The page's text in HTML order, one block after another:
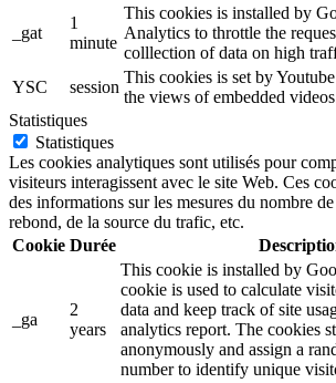
_gat
1
minute
This cookies is installed by
Analytics to throttle the
colllection of data on high
YSC
session
This cookies is set by
the views of embedded
Statistiques
Statistiques
Les cookies analytiques sont utilisés pour
visiteurs interagissent avec le site Web. Ces
des informations sur les mesures du nombre
rebond, de la source du trafic, etc.
Cookie Durée
_ga
2
years
This cookie is installed by
cookie is used to calculate
data and keep track of site
analytics report. The cookies
anonymously and assign a
number to identify unique